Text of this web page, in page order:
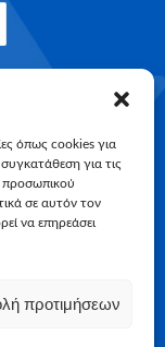
όπως cookies για
για τις
προσωπικού
σε αυτόν τον
να επηρεάσει
προτιμήσεων